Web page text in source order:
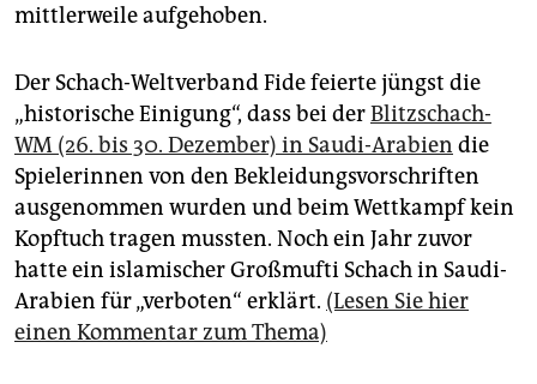
mittlerweile aufgehoben.
Der Schach-Weltverband Fide feierte jüngst die
„historische Einigung“, dass bei derBlitzschach-
WM (26. bis 30. Dezember) in Saudi-Arabien die
Spielerinnen von den Bekleidungsvorschriften
ausgenommen wurden und beim Wettkampf kein
Kopftuch tragen mussten. Noch ein Jahr zuvor
hatte ein islamischer Großmufti Schach in Saudi-
Arabien für „verboten“ erklärt. (Lesen Sie hier
einen Kommentar zum Thema)